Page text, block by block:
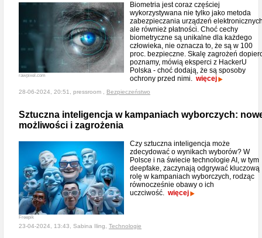
rawpixel.com
Biometria jest coraz częściej
wykorzystywana nie tylko jako metoda
zabezpieczania urządzeń
ale również płatności. Choć cechy
biometryczne są unikalne dla każdego
człowieka, nie oznacza to, że są w 100
proc. bezpieczne. Skalę zagrożeń
poznamy, mówią eksperci z HackerU
Polska - choć dodają, że są sposoby
ochrony przed nimi. więcej
28-06-2024, 20:51, pressroom , Bezpieczeństwo
Sztuczna inteligencja w kampaniach wyborczych:
możliwości i zagrożenia
Freepik
Czy sztuczna inteligencja może
zdecydować o wynikach wyborów? W
Polsce i na świecie technologie AI, w tym
deepfake, zaczynają odgrywać kluczową
rolę w kampaniach wyborczych, rodząc
równocześnie obawy o ich
uczciwość. więcej
23-04-2024, 13:43, Sabina Iling, Technologie